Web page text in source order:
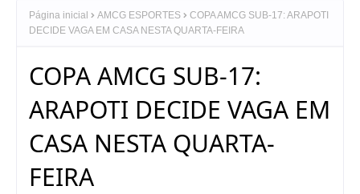
Página inicial AMCG ESPORTES
COPA AMCG SUB-17: ARAPOTI
DECIDE VAGA EM CASA NESTA QUARTA-FEIRA
COPA AMCG SUB-17:
ARAPOTI DECIDE VAGA EM
CASA NESTA QUARTA-
FEIRA